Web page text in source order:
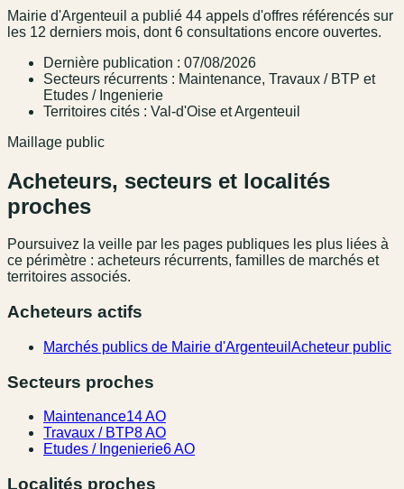
Mairie d'Argenteuil a publié 44 appels d'offres référencés sur
les 12 derniers mois, dont 6 consultations encore ouvertes.
Dernière publication : 07/08/2026
Secteurs récurrents : Maintenance, Travaux / BTP et
Etudes / Ingenierie
Territoires cités : Val-d'Oise et Argenteuil
Maillage public
Acheteurs, secteurs et localités
proches
Poursuivez la veille par les pages publiques les plus liées à
ce périmètre : acheteurs récurrents, familles de marchés et
territoires associés.
Acheteurs actifs
Marchés publics de Mairie d'Argenteuil Acheteur public
Secteurs proches
Maintenance14 AO
Travaux / BTP8 AO
Etudes / Ingenierie6 AO
Localités proches